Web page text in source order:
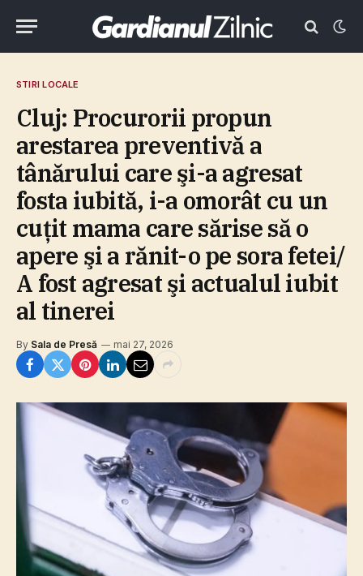
STIRI LOCALE
Cluj: Procurorii propun
arestarea preventivă a
tânărului care şi-a agresat
fosta iubită, i-a omorât cu un
cuţit mama care sărise să o
apere şi a rănit-o pe sora fetei/
A fost agresat şi actualul iubit
al tinerei
By Sala de Presă mai 27, 2026